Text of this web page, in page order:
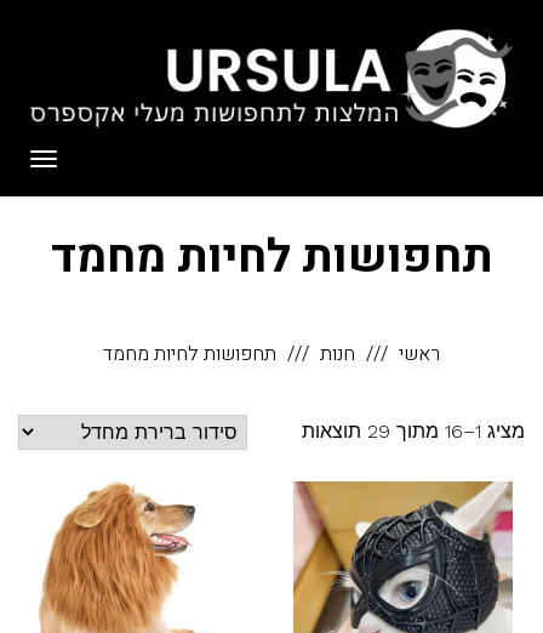
תחפושות לחיות מחמד
ראשי חנות תחפושות לחיות מחמד
מציג 1–16 מתוך 29 תוצאות